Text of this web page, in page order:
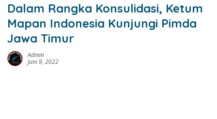
Dalam Rangka Konsulidasi, Ketum
Mapan Indonesia Kunjungi Pimda
Jawa Timur
Admin
Juni 9, 2022